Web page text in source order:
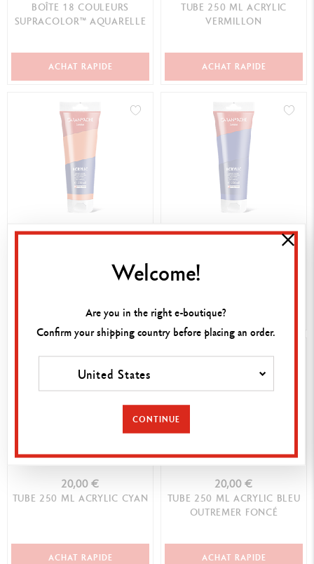
BOÎTE 18 COULEURS
SUPRACOLOR™ AQUARELLE
ACHAT RAPIDE
TUBE 250 ML ACRYLIC
VERMILLON
ACHAT RAPIDE
20,00 €
ACHAT RAPIDE
20,00 €
ACHAT RAPIDE
20,00 €
TUBE 250 ML ACRYLIC CYAN
ACHAT RAPIDE
20,00 €
TUBE 250 ML ACRYLIC BLEU
OUTREMER FONCÉ
ACHAT RAPIDE
Welcome!
Are you in the right e-boutique?
Confirm your shipping country before placing an order.
United States
CONTINUE